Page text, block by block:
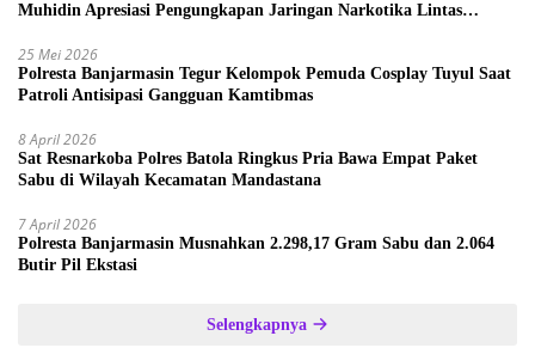
Muhidin Apresiasi Pengungkapan Jaringan Narkotika Lintas
25 Mei 2026
Polresta Banjarmasin Tegur Kelompok Pemuda Cosplay Tuyul Saat
Patroli Antisipasi Gangguan Kamtibmas
8 April 2026
Sat Resnarkoba Polres Batola Ringkus Pria Bawa Empat Paket
Sabu di Wilayah Kecamatan Mandastana
7 April 2026
Polresta Banjarmasin Musnahkan 2.298,17 Gram Sabu dan 2.064
Butir Pil Ekstasi
Selengkapnya